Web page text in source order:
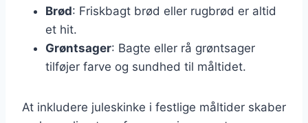
Brød: Friskbagt brød eller rugbrød er altid
et hit.
Grøntsager: Bagte eller rå grøntsager
tilføjer farve og sundhed til måltidet.
At inkludere juleskinke i festlige måltider skaber